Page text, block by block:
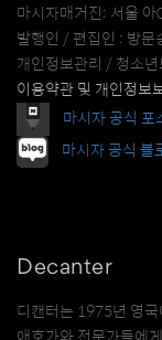
마시자매거진: 서울
발행인 / 편집인 : 방문
개인정보관리 / 청소년
이용약관 및 개인정보
마시자 공식 포
마시자 공식 블
Decanter
디캔터는 1975년 영